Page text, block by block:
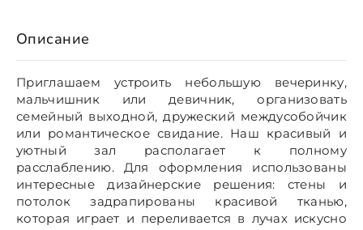
Описание
Приглашаем устроить небольшую вечеринку,
мальчишник или девичник, организовать
семейный выходной, дружеский междусобойчик
или романтическое свидание. Наш красивый и
уютный зал располагает к полному
расслаблению. Для оформления использованы
интересные дизайнерские решения: стены и
потолок задрапированы красивой тканью,
которая играет и переливается в лучах искусно